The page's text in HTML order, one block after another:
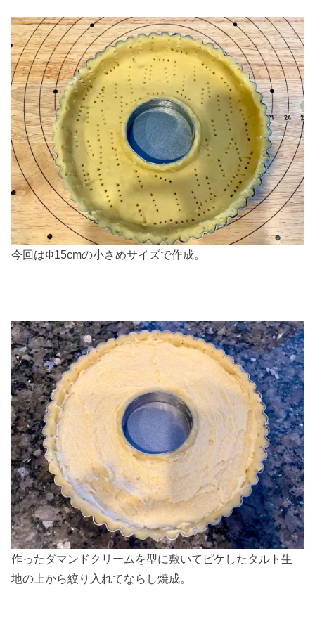
今回はΦ15cmの小さめサイズで作成。
作ったダマンドクリームを型に敷いてピケしたタルト生
地の上から絞り入れてならし焼成。